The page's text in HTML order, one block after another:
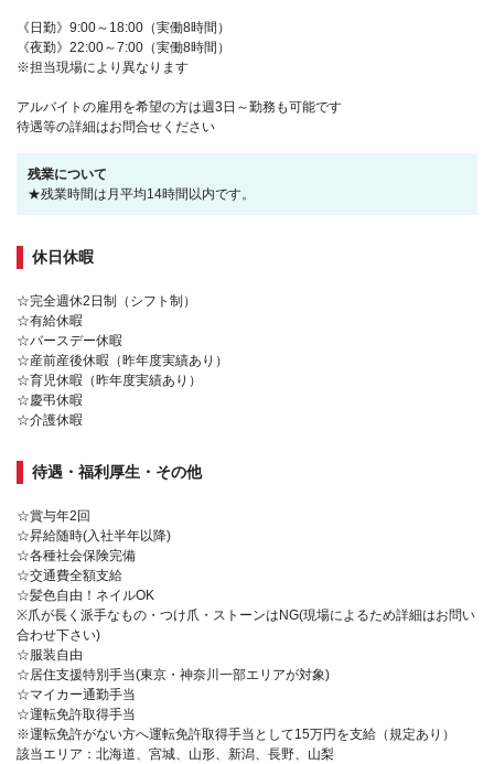
《日勤》9:00～18:00（実働8時間）
《夜勤》22:00～7:00（実働8時間）
※担当現場により異なります
アルバイトの雇用を希望の方は週3日～勤務も可能です
待遇等の詳細はお問合せください
残業について
★残業時間は月平均14時間以内です。
休日休暇
☆完全週休2日制（シフト制）
☆有給休暇
☆バースデー休暇
☆産前産後休暇（昨年度実績あり）
☆育児休暇（昨年度実績あり）
☆慶弔休暇
☆介護休暇
待遇・福利厚生・その他
☆賞与年2回
☆昇給随時(入社半年以降)
☆各種社会保険完備
☆交通費全額支給
☆髪色自由！ネイルOK
※爪が長く派手なもの・つけ爪・ストーンはNG(現場によるため詳細はお問い
合わせ下さい)
☆服装自由
☆居住支援特別手当(東京・神奈川一部エリアが対象)
☆マイカー通勤手当
☆運転免許取得手当
※運転免許がない方へ運転免許取得手当として15万円を支給（規定あり）
該当エリア：北海道、宮城、山形、新潟、長野、山梨